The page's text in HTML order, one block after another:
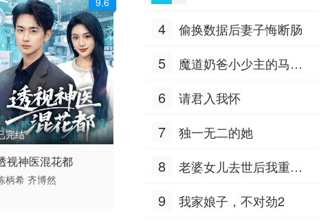
完结
/ 中国大陆 / 普通话
剧
视神医混花都
柄希 齐博然
4 偷换数据后妻子悔断肠
5
魔道奶爸小少主的马甲
6 请君入我怀
7 独一无二的她
8
老婆女儿去世后我重生
9 我家娘子，不对劲2